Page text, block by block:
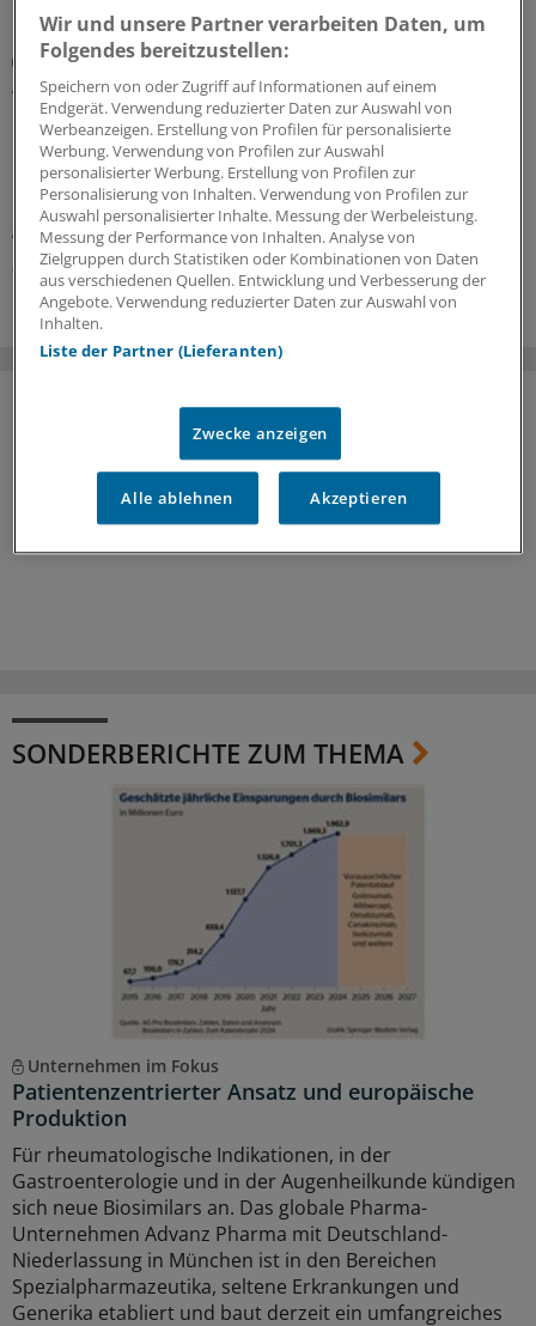
Praxiswissen Geldanlage
Anpassung des Portfolios: Warum weniger oft
mehr ist
Hektische Aktivität an der Börse ist für die Rendite oft
kontraproduktiv. Wer ständig kauft und verkauft, riskiert
Fehlentscheidungen und produziert Kosten. Doch es
gibt ein Gegenmittel.
01.07.2026
SONDERBERICHTE ZUM THEMA
Unternehmen im Fokus
Patientenzentrierter Ansatz und europäische
Produktion
Für rheumatologische Indikationen, in der
Gastroenterologie und in der Augenheilkunde kündigen
sich neue Biosimilars an. Das globale Pharma-
Unternehmen Advanz Pharma mit Deutschland-
Niederlassung in München ist in den Bereichen
Spezialpharmazeutika, seltene Erkrankungen und
Generika etabliert und baut derzeit ein umfangreiches
Wir und unsere Partner verarbeiten Daten, um
Folgendes bereitzustellen:
Speichern von oder Zugriff auf Informationen auf einem
Endgerät. Verwendung reduzierter Daten zur Auswahl von
Werbeanzeigen. Erstellung von Profilen für personalisierte
Werbung. Verwendung von Profilen zur Auswahl
personalisierter Werbung. Erstellung von Profilen zur
Personalisierung von Inhalten. Verwendung von Profilen zur
Auswahl personalisierter Inhalte. Messung der Werbeleistung.
Messung der Performance von Inhalten. Analyse von
Zielgruppen durch Statistiken oder Kombinationen von Daten
aus verschiedenen Quellen. Entwicklung und Verbesserung der
Angebote. Verwendung reduzierter Daten zur Auswahl von
Inhalten.
Liste der Partner (Lieferanten)
Zwecke anzeigen
Alle ablehnen Akzeptieren